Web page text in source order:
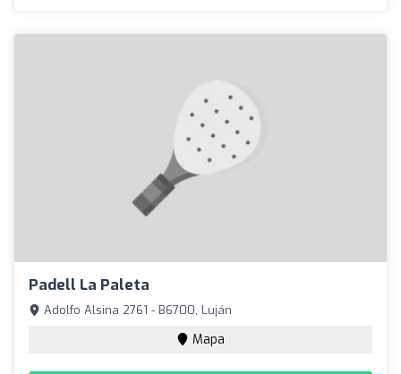
Padell La Paleta
Adolfo Alsina 2761 - B6700, Luján
Mapa